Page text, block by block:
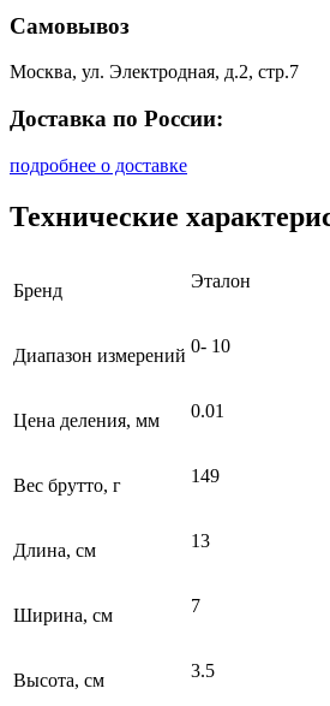
Самовывоз
Москва, ул. Электродная, д.2, стр.7
Доставка по России:
подробнее о доставке
Технические
Бренд Эталон
Диапазон измерений 0- 10
Цена деления, мм 0.01
Вес брутто, г 149
Длина, см 13
Ширина, см 7
Высота, см 3.5